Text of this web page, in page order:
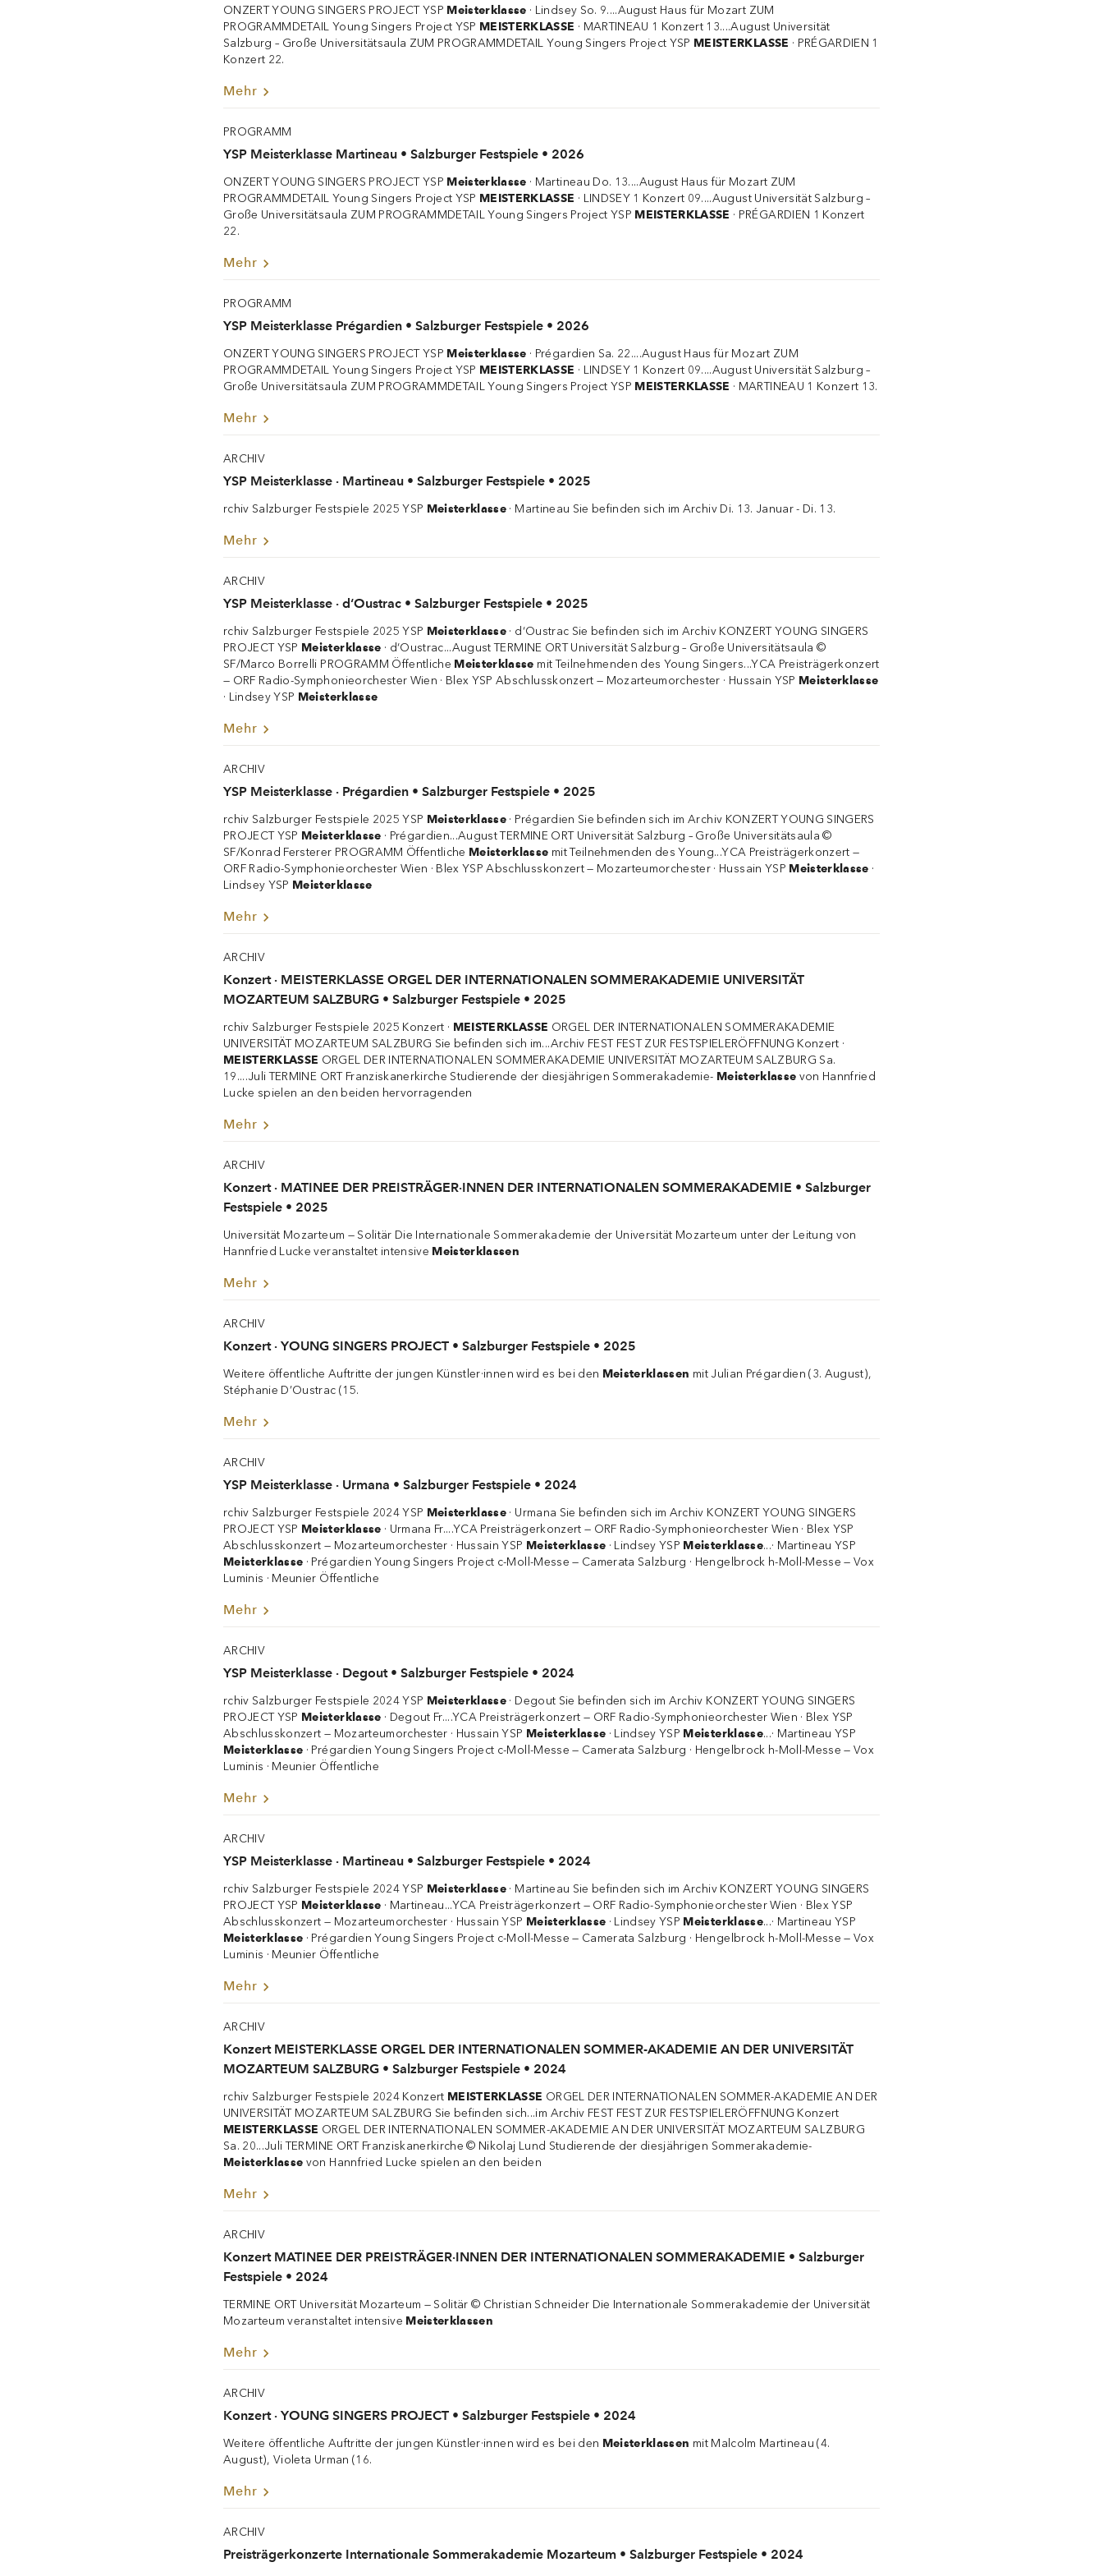
ONZERT YOUNG SINGERS PROJECT YSP Meisterklasse · Lindsey So. 9....August Haus für Mozart ZUM
PROGRAMMDETAIL Young Singers Project YSP MEISTERKLASSE · MARTINEAU 1 Konzert 13....August Universität
Salzburg – Große Universitätsaula ZUM PROGRAMMDETAIL Young Singers Project YSP MEISTERKLASSE · PRÉGARDIEN 1
Konzert 22.
Mehr
PROGRAMM
YSP Meisterklasse Martineau • Salzburger Festspiele • 2026
ONZERT YOUNG SINGERS PROJECT YSP Meisterklasse · Martineau Do. 13....August Haus für Mozart ZUM
PROGRAMMDETAIL Young Singers Project YSP MEISTERKLASSE · LINDSEY 1 Konzert 09....August Universität Salzburg –
Große Universitätsaula ZUM PROGRAMMDETAIL Young Singers Project YSP MEISTERKLASSE · PRÉGARDIEN 1 Konzert
22.
Mehr
PROGRAMM
YSP Meisterklasse Prégardien • Salzburger Festspiele • 2026
ONZERT YOUNG SINGERS PROJECT YSP Meisterklasse · Prégardien Sa. 22....August Haus für Mozart ZUM
PROGRAMMDETAIL Young Singers Project YSP MEISTERKLASSE · LINDSEY 1 Konzert 09....August Universität Salzburg –
Große Universitätsaula ZUM PROGRAMMDETAIL Young Singers Project YSP MEISTERKLASSE · MARTINEAU 1 Konzert 13.
Mehr
ARCHIV
YSP Meisterklasse · Martineau • Salzburger Festspiele • 2025
rchiv Salzburger Festspiele 2025 YSP Meisterklasse · Martineau Sie befinden sich im Archiv Di. 13. Januar - Di. 13.
Mehr
ARCHIV
YSP Meisterklasse · d‘Oustrac • Salzburger Festspiele • 2025
rchiv Salzburger Festspiele 2025 YSP Meisterklasse · d‘Oustrac Sie befinden sich im Archiv KONZERT YOUNG SINGERS
PROJECT YSP Meisterklasse · d‘Oustrac...August TERMINE ORT Universität Salzburg – Große Universitätsaula ©
SF/Marco Borrelli PROGRAMM Öffentliche Meisterklasse mit Teilnehmenden des Young Singers...YCA Preisträgerkonzert
— ORF Radio-Symphonieorchester Wien · Blex YSP Abschlusskonzert — Mozarteumorchester · Hussain YSP Meisterklasse
· Lindsey YSP Meisterklasse
Mehr
ARCHIV
YSP Meisterklasse · Prégardien • Salzburger Festspiele • 2025
rchiv Salzburger Festspiele 2025 YSP Meisterklasse · Prégardien Sie befinden sich im Archiv KONZERT YOUNG SINGERS
PROJECT YSP Meisterklasse · Prégardien...August TERMINE ORT Universität Salzburg – Große Universitätsaula ©
SF/Konrad Fersterer PROGRAMM Öffentliche Meisterklasse mit Teilnehmenden des Young...YCA Preisträgerkonzert —
ORF Radio-Symphonieorchester Wien · Blex YSP Abschlusskonzert — Mozarteumorchester · Hussain YSP Meisterklasse ·
Lindsey YSP Meisterklasse
Mehr
ARCHIV
Konzert · MEISTERKLASSE ORGEL DER INTERNATIONALEN SOMMERAKADEMIE UNIVERSITÄT
MOZARTEUM SALZBURG • Salzburger Festspiele • 2025
rchiv Salzburger Festspiele 2025 Konzert · MEISTERKLASSE ORGEL DER INTERNATIONALEN SOMMERAKADEMIE
UNIVERSITÄT MOZARTEUM SALZBURG Sie befinden sich im...Archiv FEST FEST ZUR FESTSPIELERÖFFNUNG Konzert ·
MEISTERKLASSE ORGEL DER INTERNATIONALEN SOMMERAKADEMIE UNIVERSITÄT MOZARTEUM SALZBURG Sa.
19....Juli TERMINE ORT Franziskanerkirche Studierende der diesjährigen Sommerakademie- Meisterklasse von Hannfried
Lucke spielen an den beiden hervorragenden
Mehr
ARCHIV
Konzert · MATINEE DER PREISTRÄGER·INNEN DER INTERNATIONALEN SOMMERAKADEMIE • Salzburger
Festspiele • 2025
Universität Mozarteum — Solitär Die Internationale Sommerakademie der Universität Mozarteum unter der Leitung von
Hannfried Lucke veranstaltet intensive Meisterklassen
Mehr
ARCHIV
Konzert · YOUNG SINGERS PROJECT • Salzburger Festspiele • 2025
Weitere öffentliche Auftritte der jungen Künstler·innen wird es bei den Meisterklassen mit Julian Prégardien (3. August),
Stéphanie D’Oustrac (15.
Mehr
ARCHIV
YSP Meisterklasse · Urmana • Salzburger Festspiele • 2024
rchiv Salzburger Festspiele 2024 YSP Meisterklasse · Urmana Sie befinden sich im Archiv KONZERT YOUNG SINGERS
PROJECT YSP Meisterklasse · Urmana Fr....YCA Preisträgerkonzert — ORF Radio-Symphonieorchester Wien · Blex YSP
Abschlusskonzert — Mozarteumorchester · Hussain YSP Meisterklasse · Lindsey YSP Meisterklasse...· Martineau YSP
Meisterklasse · Prégardien Young Singers Project c-Moll-Messe — Camerata Salzburg · Hengelbrock h-Moll-Messe — Vox
Luminis · Meunier Öffentliche
Mehr
ARCHIV
YSP Meisterklasse · Degout • Salzburger Festspiele • 2024
rchiv Salzburger Festspiele 2024 YSP Meisterklasse · Degout Sie befinden sich im Archiv KONZERT YOUNG SINGERS
PROJECT YSP Meisterklasse · Degout Fr....YCA Preisträgerkonzert — ORF Radio-Symphonieorchester Wien · Blex YSP
Abschlusskonzert — Mozarteumorchester · Hussain YSP Meisterklasse · Lindsey YSP Meisterklasse...· Martineau YSP
Meisterklasse · Prégardien Young Singers Project c-Moll-Messe — Camerata Salzburg · Hengelbrock h-Moll-Messe — Vox
Luminis · Meunier Öffentliche
Mehr
ARCHIV
YSP Meisterklasse · Martineau • Salzburger Festspiele • 2024
rchiv Salzburger Festspiele 2024 YSP Meisterklasse · Martineau Sie befinden sich im Archiv KONZERT YOUNG SINGERS
PROJECT YSP Meisterklasse · Martineau...YCA Preisträgerkonzert — ORF Radio-Symphonieorchester Wien · Blex YSP
Abschlusskonzert — Mozarteumorchester · Hussain YSP Meisterklasse · Lindsey YSP Meisterklasse...· Martineau YSP
Meisterklasse · Prégardien Young Singers Project c-Moll-Messe — Camerata Salzburg · Hengelbrock h-Moll-Messe — Vox
Luminis · Meunier Öffentliche
Mehr
ARCHIV
Konzert MEISTERKLASSE ORGEL DER INTERNATIONALEN SOMMER-AKADEMIE AN DER UNIVERSITÄT
MOZARTEUM SALZBURG • Salzburger Festspiele • 2024
rchiv Salzburger Festspiele 2024 Konzert MEISTERKLASSE ORGEL DER INTERNATIONALEN SOMMER-AKADEMIE AN DER
UNIVERSITÄT MOZARTEUM SALZBURG Sie befinden sich...im Archiv FEST FEST ZUR FESTSPIELERÖFFNUNG Konzert
MEISTERKLASSE ORGEL DER INTERNATIONALEN SOMMER-AKADEMIE AN DER UNIVERSITÄT MOZARTEUM SALZBURG
Sa. 20...Juli TERMINE ORT Franziskanerkirche © Nikolaj Lund Studierende der diesjährigen Sommerakademie-
Meisterklasse von Hannfried Lucke spielen an den beiden
Mehr
ARCHIV
Konzert MATINEE DER PREISTRÄGER·INNEN DER INTERNATIONALEN SOMMERAKADEMIE • Salzburger
Festspiele • 2024
TERMINE ORT Universität Mozarteum — Solitär © Christian Schneider Die Internationale Sommerakademie der Universität
Mozarteum veranstaltet intensive Meisterklassen
Mehr
ARCHIV
Konzert · YOUNG SINGERS PROJECT • Salzburger Festspiele • 2024
Weitere öffentliche Auftritte der jungen Künstler·innen wird es bei den Meisterklassen mit Malcolm Martineau (4.
August), Violeta Urman (16.
Mehr
ARCHIV
Preisträgerkonzerte Internationale Sommerakademie Mozarteum • Salzburger Festspiele • 2024